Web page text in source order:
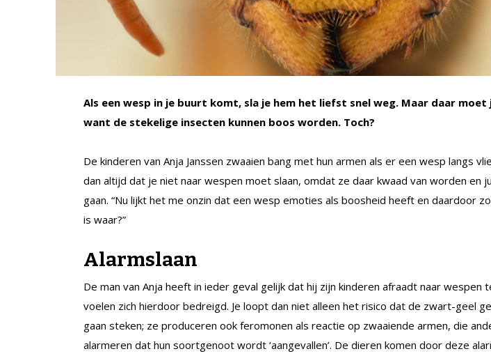
Als een wesp in je buurt komt, sla je hem het liefst snel weg. Maar daar moet
want de stekelige insecten kunnen boos worden. Toch?
De kinderen van Anja Janssen zwaaien bang met hun armen als er een wesp langs
dan altijd dat je niet naar wespen moet slaan, omdat ze daar kwaad van worden en
gaan. “Nu lijkt het me onzin dat een wesp emoties als boosheid heeft en daardoor
is waar?”
Alarmslaan
De man van Anja heeft in ieder geval gelijk dat hij zijn kinderen afraadt naar wespen
voelen zich hierdoor bedreigd. Je loopt dan niet alleen het risico dat de zwart-geel
gaan steken; ze produceren ook feromonen als reactie op zwaaiende armen, die
alarmeren dat hun soortgenoot wordt ‘aangevallen’. De dieren komen door deze